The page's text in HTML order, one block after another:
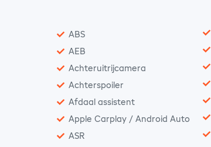
ABS
AEB
Achteruitrijcamera
Achterspoiler
Afdaal assistent
Apple Carplay / Android Auto
ASR